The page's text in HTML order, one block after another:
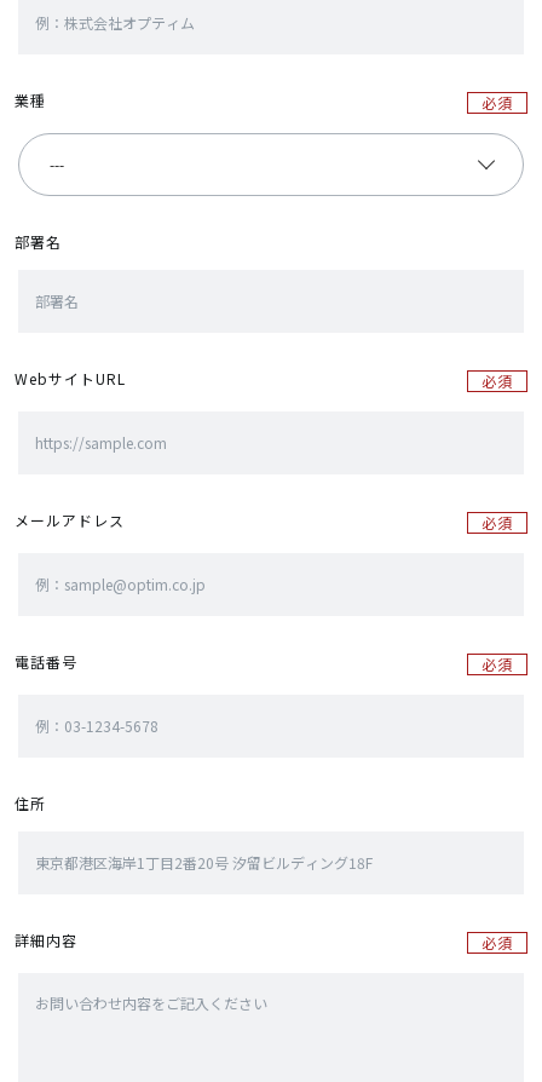
業種 必須
部署名
WebサイトURL 必須
メールアドレス 必須
電話番号 必須
住所
詳細内容 必須